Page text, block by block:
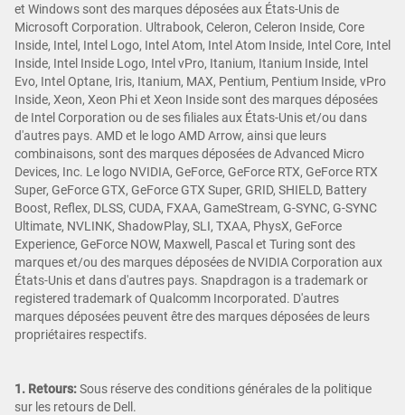
et Windows sont des marques déposées aux États-Unis de
Microsoft Corporation. Ultrabook, Celeron, Celeron Inside, Core
Inside, Intel, Intel Logo, Intel Atom, Intel Atom Inside, Intel Core, Intel
Inside, Intel Inside Logo, Intel vPro, Itanium, Itanium Inside, Intel
Evo, Intel Optane, Iris, Itanium, MAX, Pentium, Pentium Inside, vPro
Inside, Xeon, Xeon Phi et Xeon Inside sont des marques déposées
de Intel Corporation ou de ses filiales aux États-Unis et/ou dans
d'autres pays. AMD et le logo AMD Arrow, ainsi que leurs
combinaisons, sont des marques déposées de Advanced Micro
Devices, Inc. Le logo NVIDIA, GeForce, GeForce RTX, GeForce RTX
Super, GeForce GTX, GeForce GTX Super, GRID, SHIELD, Battery
Boost, Reflex, DLSS, CUDA, FXAA, GameStream, G-SYNC, G-SYNC
Ultimate, NVLINK, ShadowPlay, SLI, TXAA, PhysX, GeForce
Experience, GeForce NOW, Maxwell, Pascal et Turing sont des
marques et/ou des marques déposées de NVIDIA Corporation aux
États-Unis et dans d'autres pays. Snapdragon is a trademark or
registered trademark of Qualcomm Incorporated. D'autres
marques déposées peuvent être des marques déposées de leurs
propriétaires respectifs.
1. Retours:Sous réserve des conditions générales de la politique
sur les retours de Dell.